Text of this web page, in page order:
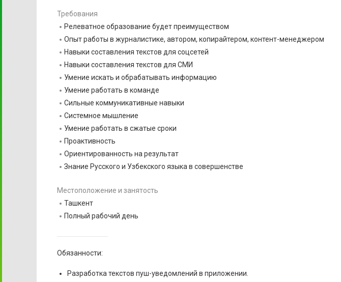
Требования
Релеватное образование будет преимуществом
Опыт работы в журналистике, автором, копирайтером, контент-менеджером
Навыки составления текстов для соцсетей
Навыки составления текстов для СМИ
Умение искать и обрабатывать информацию
Умение работать в команде
Сильные коммуникативные навыки
Системное мышление
Умение работать в сжатые сроки
Проактивность
Ориентированность на результат
Знание Русского и Узбекского языка в совершенстве
Местоположение и занятость
Ташкент
Полный рабочий день
Обязанности:
Разработка текстов пуш-уведомлений в приложении.